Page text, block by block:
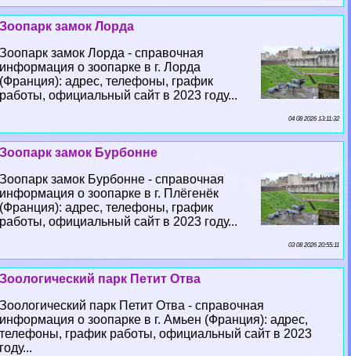
Зоопарк замок Лорда
Зоопарк замок Лорда - справочная
информация о зоопарке в г. Лорда
(Франция): адрес, телефоны, график
работы, официальный сайт в 2023 году...
04 08 2026 13:11:32
Зоопарк замок Бурбонне
Зоопарк замок Бурбонне - справочная
информация о зоопарке в г. Плёгенёк
(Франция): адрес, телефоны, график
работы, официальный сайт в 2023 году...
03 08 2026 20:55:11
Зоологический парк Петит Отва
Зоологический парк Петит Отва - справочная
информация о зоопарке в г. Амьен (Франция): адрес,
телефоны, график работы, официальный сайт в 2023
году...